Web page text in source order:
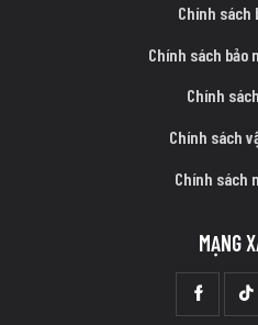
Chính sách
Chính sách
Chính
Chính sách
Chính sách
MẠNG